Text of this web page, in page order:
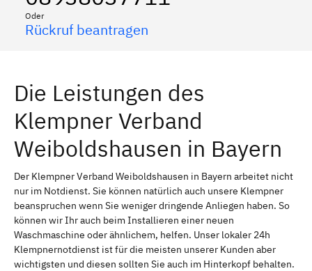
Oder
Rückruf beantragen
Die Leistungen des
Klempner Verband
Weiboldshausen in Bayern
Der Klempner Verband Weiboldshausen in Bayern arbeitet nicht
nur im Notdienst. Sie können natürlich auch unsere Klempner
beanspruchen wenn Sie weniger dringende Anliegen haben. So
können wir Ihr auch beim Installieren einer neuen
Waschmaschine oder ähnlichem, helfen. Unser lokaler 24h
Klempnernotdienst ist für die meisten unserer Kunden aber
wichtigsten und diesen sollten Sie auch im Hinterkopf behalten.